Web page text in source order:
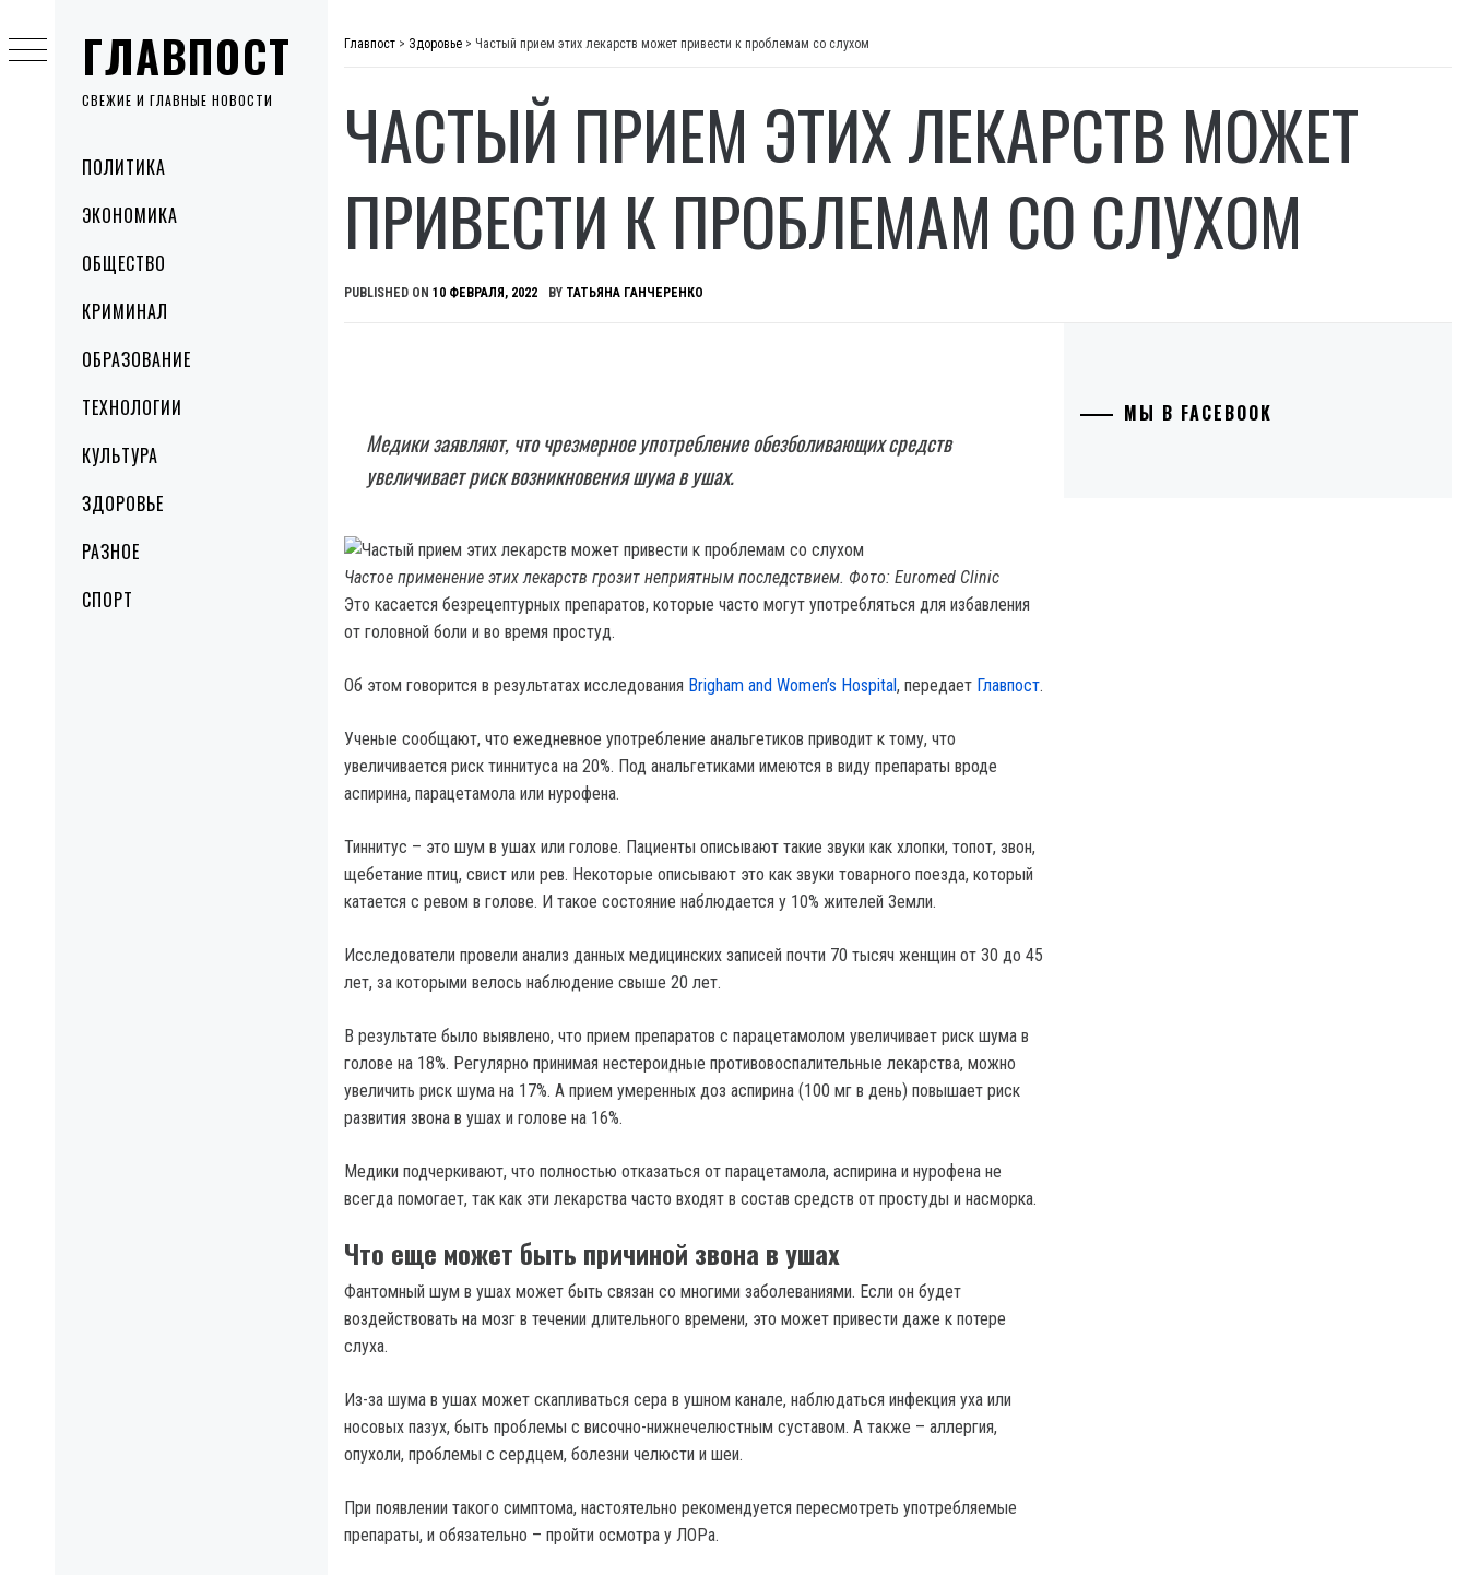
ГЛАВПОСТ
СВЕЖИЕ И ГЛАВНЫЕ НОВОСТИ
MenuПОЛИТИКА
ЭКОНОМИКА
ОБЩЕСТВО
КРИМИНАЛ
ОБРАЗОВАНИЕ
ТЕХНОЛОГИИ
КУЛЬТУРА
ЗДОРОВЬЕ
РАЗНОЕ
СПОРТ
to
content
Главпост > Здоровье > Частый прием этих лекарств может привести к проблемам со слухом
ЧАСТЫЙ ПРИЕМ ЭТИХ ЛЕКАРСТВ МОЖЕТ
ПРИВЕСТИ К ПРОБЛЕМАМ СО СЛУХОМ
PUBLISHED ON 10 ФЕВРАЛЯ, 2022 BY ТАТЬЯНА ГАНЧЕРЕНКО
Медики заявляют, что чрезмерное употребление обезболивающих средств
увеличивает риск возникновения шума в ушах.
Частое применение этих лекарств грозит неприятным последствием. Фото: Euromed Clinic
Это касается безрецептурных препаратов, которые часто могут употребляться для избавления
от головной боли и во время простуд.
Об этом говорится в результатах исследования Brigham and Women’s Hospital, передает Главпост.
Ученые сообщают, что ежедневное употребление анальгетиков приводит к тому, что
увеличивается риск тиннитуса на 20%. Под анальгетиками имеются в виду препараты вроде
аспирина, парацетамола или нурофена.
Тиннитус – это шум в ушах или голове. Пациенты описывают такие звуки как хлопки, топот, звон,
щебетание птиц, свист или рев. Некоторые описывают это как звуки товарного поезда, который
катается с ревом в голове. И такое состояние наблюдается у 10% жителей Земли.
Исследователи провели анализ данных медицинских записей почти 70 тысяч женщин от 30 до 45
лет, за которыми велось наблюдение свыше 20 лет.
В результате было выявлено, что прием препаратов с парацетамолом увеличивает риск шума в
голове на 18%. Регулярно принимая нестероидные противовоспалительные лекарства, можно
увеличить риск шума на 17%. А прием умеренных доз аспирина (100 мг в день) повышает риск
развития звона в ушах и голове на 16%.
Медики подчеркивают, что полностью отказаться от парацетамола, аспирина и нурофена не
всегда помогает, так как эти лекарства часто входят в состав средств от простуды и насморка.
Что еще может быть причиной звона в ушах
Фантомный шум в ушах может быть связан со многими заболеваниями. Если он будет
воздействовать на мозг в течении длительного времени, это может привести даже к потере
слуха.
Из-за шума в ушах может скапливаться сера в ушном канале, наблюдаться инфекция уха или
носовых пазух, быть проблемы с височно-нижнечелюстным суставом. А также – аллергия,
опухоли, проблемы с сердцем, болезни челюсти и шеи.
При появлении такого симптома, настоятельно рекомендуется пересмотреть употребляемые
препараты, и обязательно – пройти осмотра у ЛОРа.
МЫ В FACEBOOK